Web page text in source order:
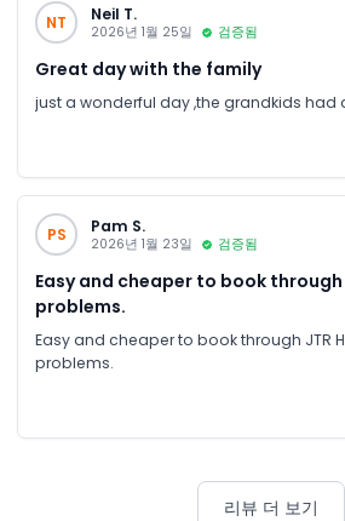
NT Neil T.
2026년 1월 25일 검증됨
Great day with the family
just a wonderful day ,the grandkids had
PS Pam S.
2026년 1월 23일 검증됨
Easy and cheaper to book through
problems.
Easy and cheaper to book through JTR
problems.
리뷰 더 보기